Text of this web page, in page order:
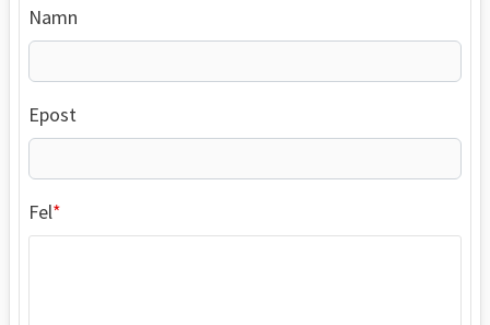
Namn
Epost
Fel